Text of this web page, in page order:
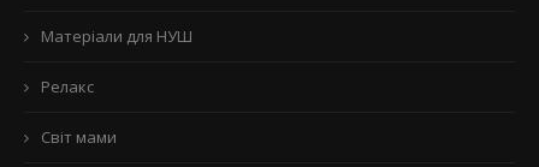
Матеріали для НУШ
Релакс
Світ мами